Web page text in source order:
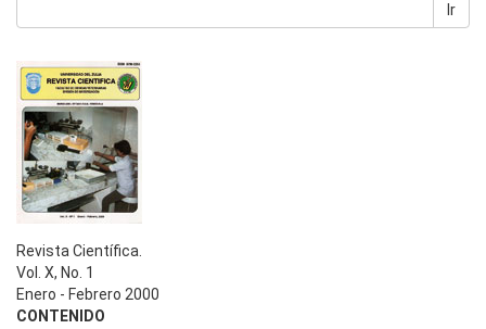
Ir
Revista Científica.
Vol. X, No. 1
Enero - Febrero 2000
CONTENIDO